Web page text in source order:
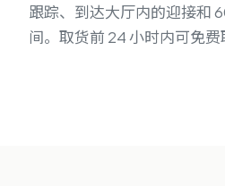
跟踪、到达大厅内的迎接和
间。取货前 24 小时内可免费